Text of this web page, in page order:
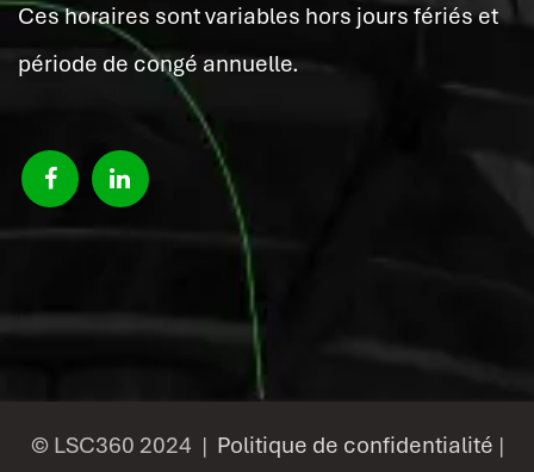
Ces horaires sont variables hors jours fériés et
période de congé annuelle.
© LSC360 2024 | Politique de confidentialité |